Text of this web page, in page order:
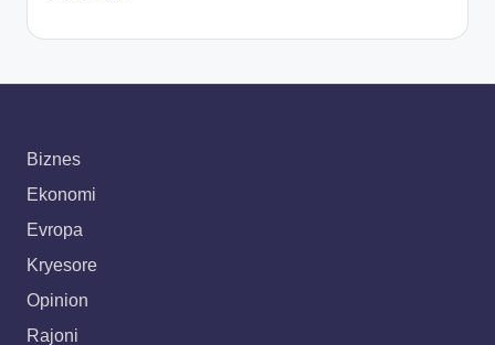
Biznes
Ekonomi
Evropa
Kryesore
Opinion
Rajoni